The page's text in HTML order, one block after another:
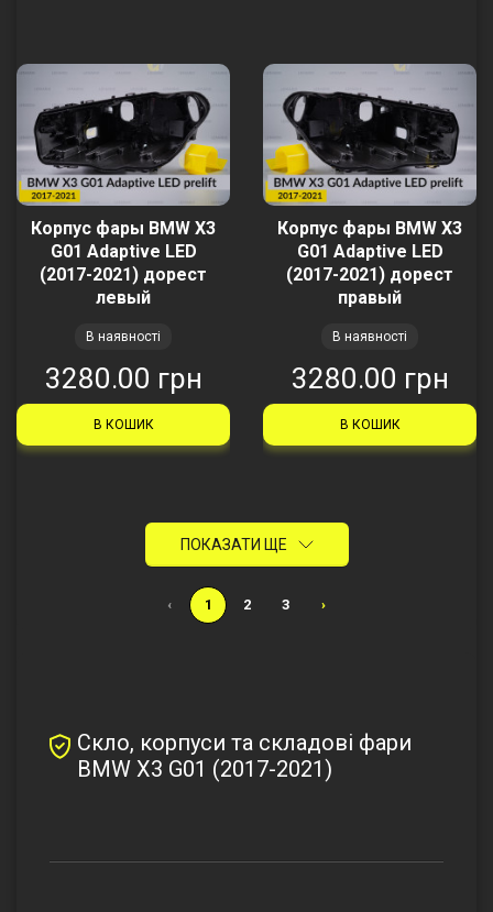
Корпус фары BMW X3
G01 Adaptive LED
(2017-2021) дорест
левый
В наявності
3280.00 грн
В КОШИК
Корпус фары BMW X3
G01 Adaptive LED
(2017-2021) дорест
правый
В наявності
3280.00 грн
В КОШИК
ПОКАЗАТИ ЩЕ
‹ 1 2 3 ›
Скло, корпуси та складові фари
BMW X3 G01 (2017-2021)